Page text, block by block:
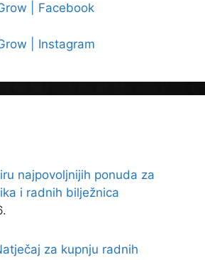
| Facebook
| Instagram
najpovoljnijih ponuda za
i radnih bilježnica
za kupnju radnih